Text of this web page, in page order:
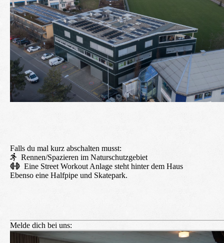
Falls du mal kurz abschalten musst:
Rennen/Spazieren im Naturschutzgebiet
Eine Street Workout Anlage steht hinter dem Haus
Ebenso eine Halfpipe und Skatepark.
Melde dich bei uns: